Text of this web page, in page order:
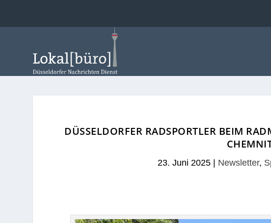
DÜSSELDORFER RADSPORTLER BEIM
23. Juni 2025 Newsletter,